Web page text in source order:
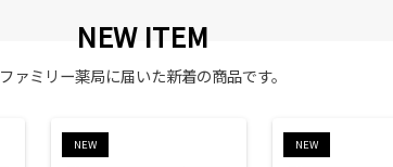
NEW ITEM
ファミリー薬局に届いた新着の商品です。
NEW NEW